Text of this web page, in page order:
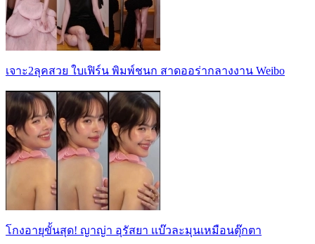
เจาะ2ลุคสวย ใบเฟิร์น พิมพ์ชนก สาดออร่ากลางงาน Weibo
โกงอายุขั้นสุด! ญาญ่า อุรัสยา เเบ๊วละมุนเหมือนตุ๊กตา